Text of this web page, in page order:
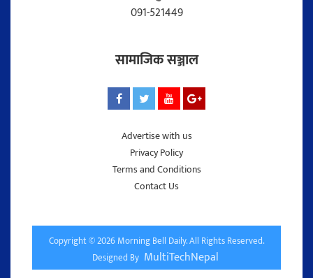
091-521449
सामाजिक सञ्जाल
Advertise with us
Privacy Policy
Terms and Conditions
Contact Us
Copyright © 2026 Morning Bell Daily. All Rights Reserved.
Designed By MultiTechNepal